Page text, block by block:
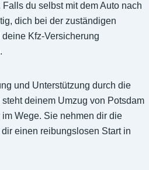
du selbst mit dem Auto nach
dich bei der zuständigen
Kfz-Versicherung
und Unterstützung durch die
deinem Umzug von Potsdam
Wege. Sie nehmen dir die
einen reibungslosen Start in